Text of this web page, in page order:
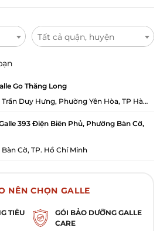
Tất cả quận, huyện
Go Thăng Long
Trần Duy Hưng, Phường Yên Hòa, TP Hà
393 Điện Biên Phủ, Phường Bàn Cờ,
Cờ, TP. Hồ Chí Minh
NÊN CHỌN GALLE
TIÊU
GÓI BẢO DƯỠNG GALLE
CARE